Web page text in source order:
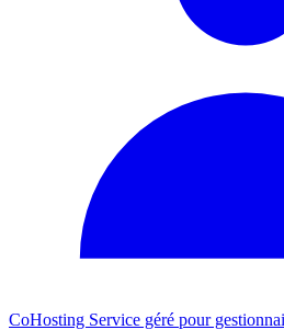
CoHosting Service géré pour